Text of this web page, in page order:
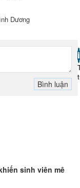
Dương
sinh viên mê